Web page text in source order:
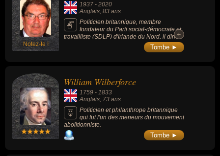
Notez-le !
1937 - 2020
Anglais, 83 ans
Politicien britannique, membre
fondateur du Parti social-démocrate et
travailliste (SDLP) d'Irlande du Nord, il dirige
ce parti de 1979 à 2001. Il est surtout connu
pour avoir préparé l'accord du Vendredi
paix en 1998.
+
+
Tombe ►
William Wilberforce
1759 - 1833
Anglais, 73 ans
Politicien et philanthrope britannique
qui fut l'un des meneurs du mouvement
abolitionniste.
Tombe ►